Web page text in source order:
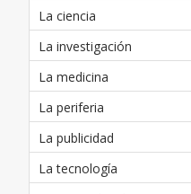
La ciencia
La investigación
La medicina
La periferia
La publicidad
La tecnología